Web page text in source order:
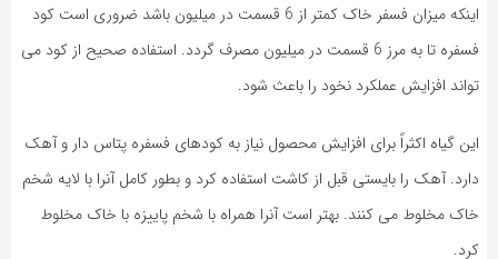
اینکه میزان فسفر خاک کمتر از 6 قسمت در میلیون باشد ضروری است کود
فسفره تا به مرز 6 قسمت در میلیون مصرف گردد. استفاده صحیح از کود می
تواند افزایش عملکرد نخود را باعث شود.
این گیاه اکثراً برای افزایش محصول نیاز به کودهای فسفره پتاس دار و آهک
دارد. آهک را بایستی قبل از کاشت استفاده کرد و بطور کامل آنرا با لایه شخم
خاک مخلوط می کنند. بهتر است آنرا همراه با شخم پاییزه با خاک مخلوط
کرد.